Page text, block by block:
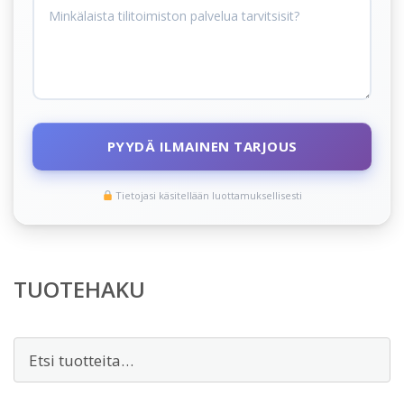
PYYDÄ ILMAINEN TARJOUS
Tietojasi käsitellään luottamuksellisesti
TUOTEHAKU